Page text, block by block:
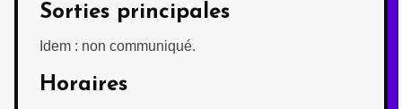
Sorties principales
Idem : non communiqué.
Horaires